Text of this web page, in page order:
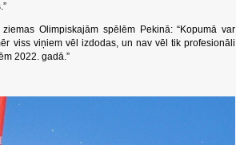
Olimpiskajām spēlēm Pekinā: “Kopumā var
viss viņiem vēl izdodas, un nav vēl tik profesionāli
2022. gadā.”